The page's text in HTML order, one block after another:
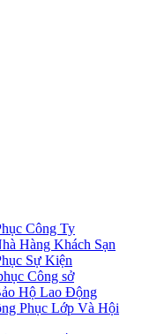
Công Ty
Hàng Khách Sạn
Sự Kiện
Công sở
Hộ Lao Động
Phục Lớp Và Hội